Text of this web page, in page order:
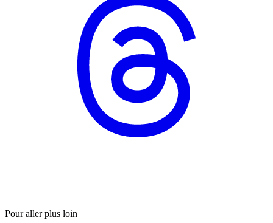
Pour aller plus loin